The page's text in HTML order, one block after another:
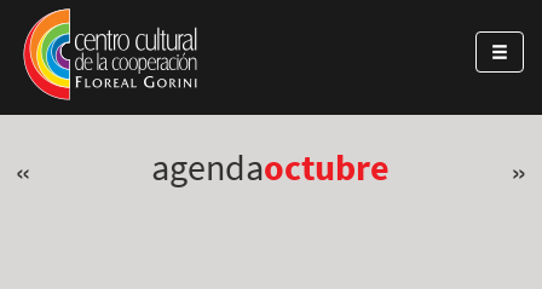
Pasar al contenido principal
Jump to main content
« agendaoctubre »